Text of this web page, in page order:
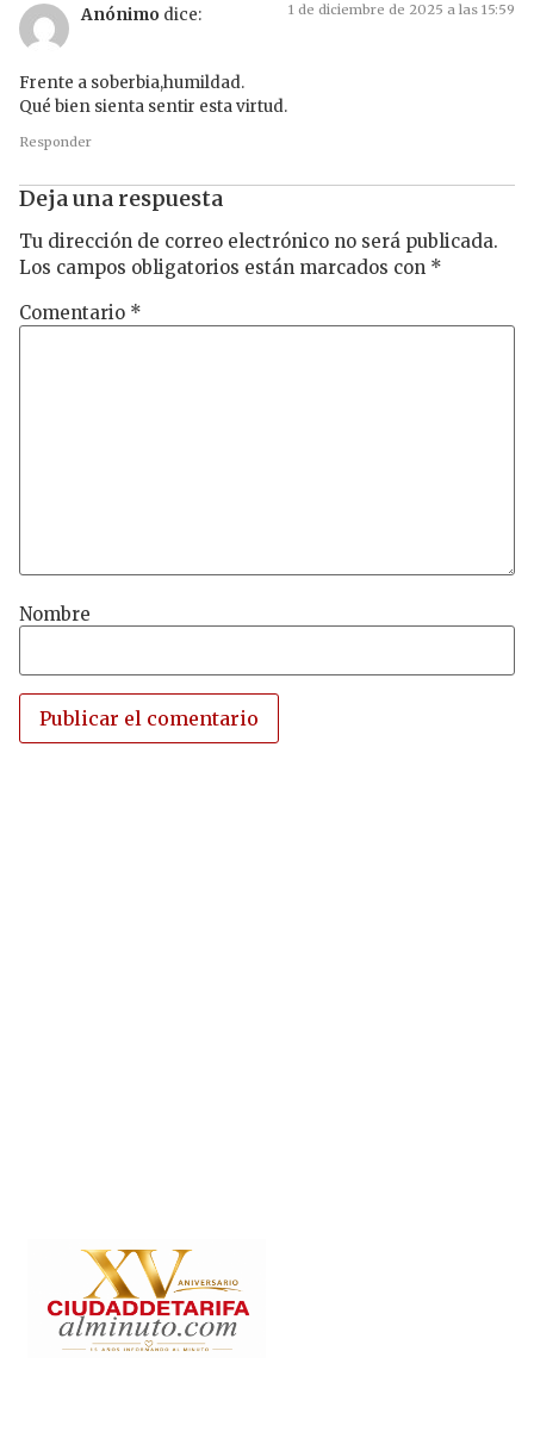
Anónimo dice: 1 de diciembre de 2025 a las 15:59
Frente a soberbia,humildad.
Qué bien sienta sentir esta virtud.
Responder
Deja una respuesta
Tu dirección de correo electrónico no será publicada.
Los campos obligatorios están marcados con *
Comentario *
Nombre